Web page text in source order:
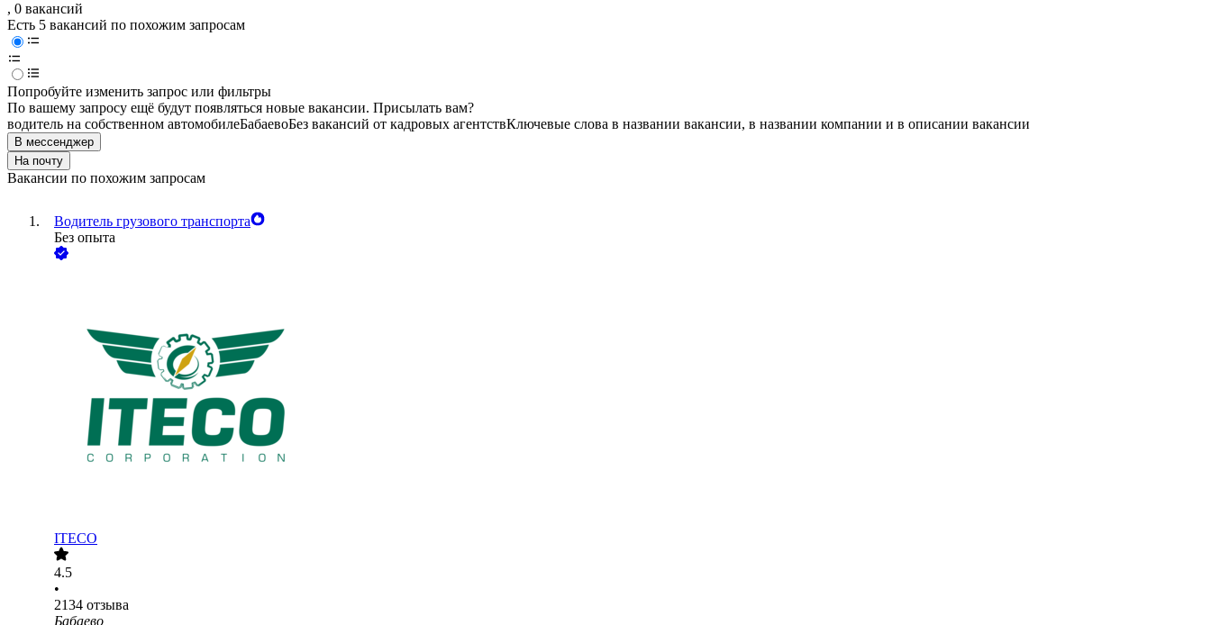
, 0 вакансий
Есть 5 вакансий по похожим запросам
Попробуйте изменить запрос или фильтры
По вашему запросу ещё будут появляться новые вакансии. Присылать вам?
водитель на собственном автомобилеБабаевоБез вакансий от кадровых агентствКлючевые слова в названии вакансии, в названии компании и в описании вакансии
В мессенджер
На почту
Вакансии по похожим запросам
Водитель грузового транспорта
Без опыта
ITECO
4.5
•
2134 отзыва
Бабаево